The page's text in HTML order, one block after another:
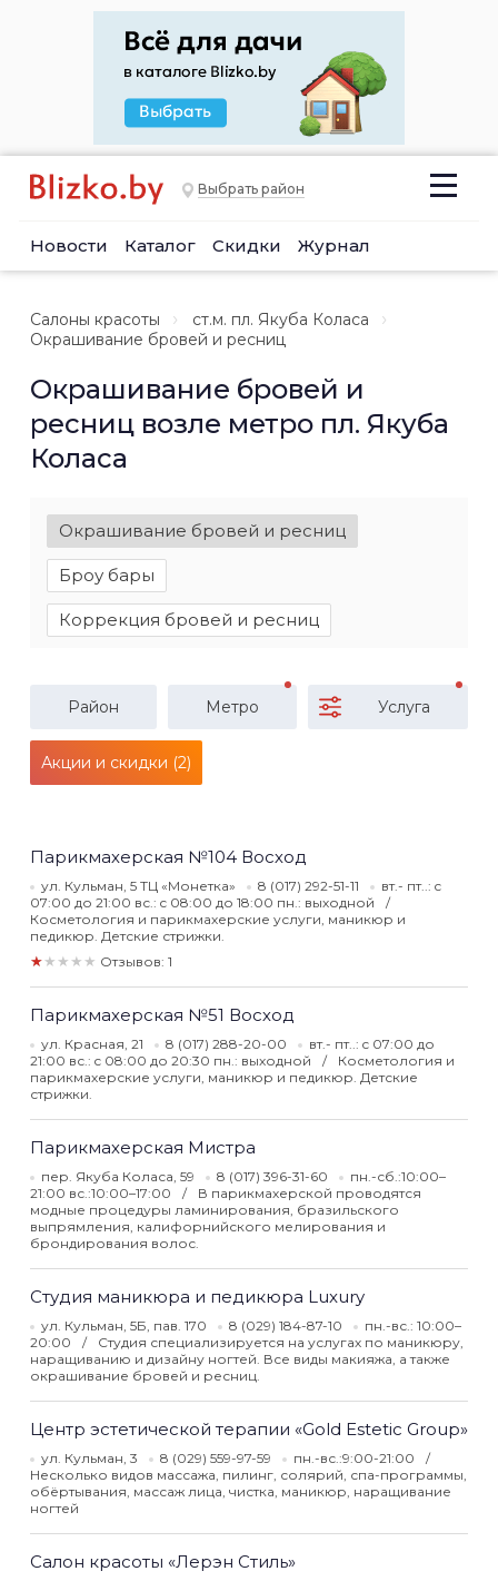
Выбрать район
Новости Каталог Скидки Журнал
Салоны красоты
ст.м. пл. Якуба Коласа
Окрашивание бровей и ресниц
Окрашивание бровей и
ресниц возле метро пл. Якуба
Коласа
Окрашивание бровей и ресниц
Броу бары
Коррекция бровей и ресниц
Район Метро Услуга
Акции и скидки (2)
Парикмахерская №104 Восход
ул. Кульман, 5 ТЦ «Монетка» 8 (017) 292-51-11
вт.- пт..: c
07:00 до 21:00 вс.: c 08:00 до 18:00 пн.: выходной
Косметология и парикмахерские услуги, маникюр и
педикюр. Детские стрижки.
★★★★★ Отзывов: 1
Парикмахерская №51 Восход
ул. Красная, 21 8 (017) 288-20-00
вт.- пт..: c 07:00 до
21:00 вс.: c 08:00 до 20:30 пн.: выходной
Косметология и
парикмахерские услуги, маникюр и педикюр. Детские
стрижки.
Парикмахерская Мистра
пер. Якуба Коласа, 59 8 (017) 396-31-60
пн.-сб.:10:00–
21:00 вс.:10:00–17:00
В парикмахерской проводятся
модные процедуры ламинирования, бразильского
выпрямления, калифорнийского мелирования и
брондирования волос.
Студия маникюра и педикюра Luxury
ул. Кульман, 5Б, пав. 170 8 (029) 184-87-10
пн.-вс.: 10:00–
20:00
Студия специализируется на услугах по маникюру,
наращиванию и дизайну ногтей. Все виды макияжа, а также
окрашивание бровей и ресниц.
Центр эстетической терапии «Gold Estetic Group»
ул. Кульман, 3 8 (029) 559-97-59
пн.-вс.:9:00-21:00
Несколько видов массажа, пилинг, солярий, спа-программы,
обёртывания, массаж лица, чистка, маникюр, наращивание
ногтей
Салон красоты «Лерэн Стиль»